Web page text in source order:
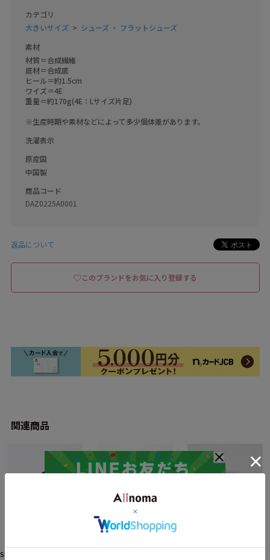
カテゴリ
大きいサイズ
シューズ ・ フラットシューズ
素材
材質＝合成繊維
底材＝合成底
ヒール＝約1.5cm
ワイズ＝4E
重量＝約170g(4E：Lサイズ片足)
※生産時期や素材などによって多少個体差があります。
洗濯表示
原産国
中国製
商品コード
DAZ0225A0001
返品について
このブランドをお気に入り登録する
関連商品
SMILELAND（靴・バッグ）